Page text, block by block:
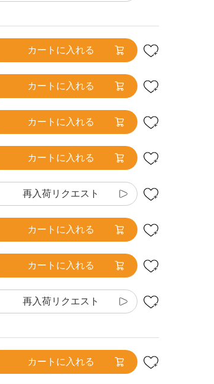
カートに入れる
カートに入れる
カートに入れる
カートに入れる
再入荷リクエスト
カートに入れる
カートに入れる
再入荷リクエスト
カートに入れる